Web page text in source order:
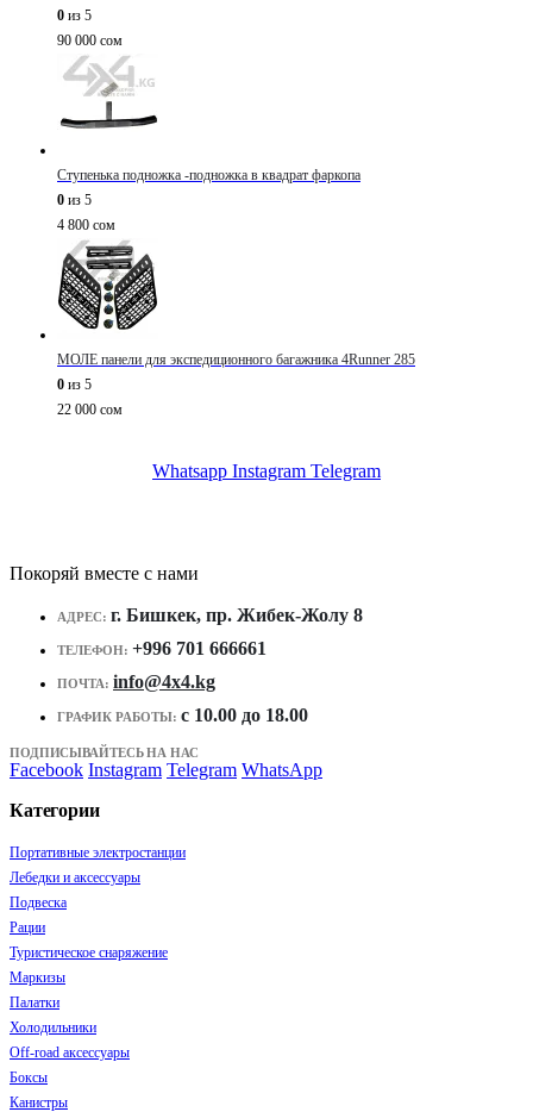
0 из 5
90 000 сом
Ступенька подножка -подножка в квадрат фаркопа
0 из 5
4 800 сом
МОЛЕ панели для экспедиционного багажника 4Runner 285
0 из 5
22 000 сом
Whatsapp Instagram Telegram
Покоряй вместе с нами
АДРЕС: г. Бишкек, пр. Жибек-Жолу 8
ТЕЛЕФОН: +996 701 666661
ПОЧТА: info@4x4.kg
ГРАФИК РАБОТЫ: c 10.00 до 18.00
ПОДПИСЫВАЙТЕСЬ НА НАС
Facebook Instagram Telegram WhatsApp
Категории
Портативные электростанции
Лебедки и аксессуары
Подвеска
Рации
Туристическое снаряжение
Маркизы
Палатки
Холодильники
Off-road аксессуары
Боксы
Канистры